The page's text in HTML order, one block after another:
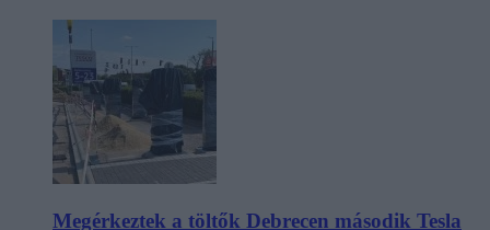
Megérkeztek a töltők Debrecen második Tesla